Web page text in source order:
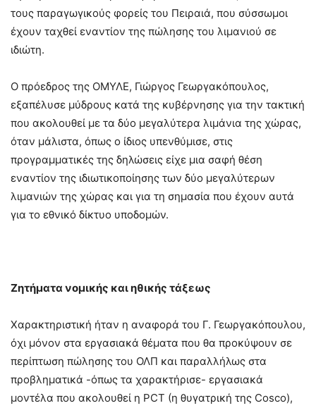
τους παραγωγικούς φορείς του Πειραιά, που σύσσωμοι
έχουν ταχθεί εναντίον της πώλησης του λιμανιού σε
ιδιώτη.
Ο πρόεδρος της ΟΜΥΛΕ, Γιώργος Γεωργακόπουλος,
εξαπέλυσε μύδρους κατά της κυβέρνησης για την τακτική
που ακολουθεί με τα δύο μεγαλύτερα λιμάνια της χώρας,
όταν μάλιστα, όπως ο ίδιος υπενθύμισε, στις
προγραμματικές της δηλώσεις είχε μια σαφή θέση
εναντίον της ιδιωτικοποίησης των δύο μεγαλύτερων
λιμανιών της χώρας και για τη σημασία που έχουν αυτά
για το εθνικό δίκτυο υποδομών.
Ζητήματα νομικής και ηθικής τάξεως
Χαρακτηριστική ήταν η αναφορά του Γ. Γεωργακόπουλου,
όχι μόνον στα εργασιακά θέματα που θα προκύψουν σε
περίπτωση πώλησης του ΟΛΠ και παραλλήλως στα
προβληματικά -όπως τα χαρακτήρισε- εργασιακά
μοντέλα που ακολουθεί η PCT (η θυγατρική της Cosco),